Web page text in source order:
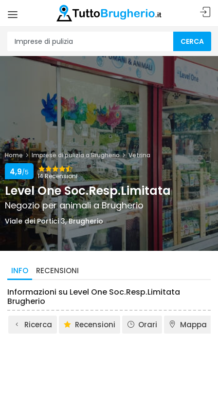
CERCA
Home Imprese di pulizia a Brugherio Vetrina
14 Recensioni
4,9/5
Level One Soc.Resp.Limitata
Negozio per animali a Brugherio
Viale dei Portici 3, Brugherio
INFO RECENSIONI
Informazioni su Level One Soc.Resp.Limitata
Brugherio
Ricerca Recensioni Orari Mappa